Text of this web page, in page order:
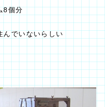
8個分
んでいないらしい